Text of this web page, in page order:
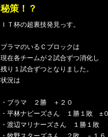
秘策！
ＩＴ杯の超裏技発見っす。
ブラマのいるＣブロックは
現在各チームが２試合ずつ消化し
残り１試合ずつとなりました。
状況は
・ブラマ ２勝 ＋２０
・平林ナビーズさん １勝１敗 ±０
・渡辺マリナーズさん １勝１敗